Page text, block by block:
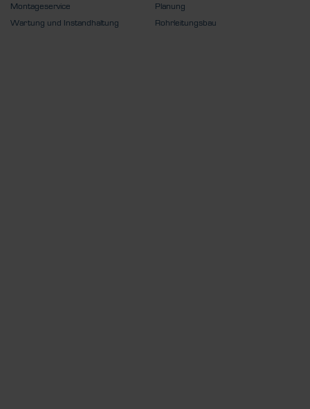
Montageservice
Wartung und Instandhaltung
Planung
Rohrleitungsbau